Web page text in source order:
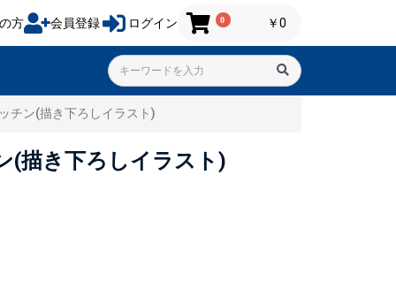
方 会員登録 ログイン 0 ￥0
チン(描き下ろしイラスト)
(描き下ろしイラスト)